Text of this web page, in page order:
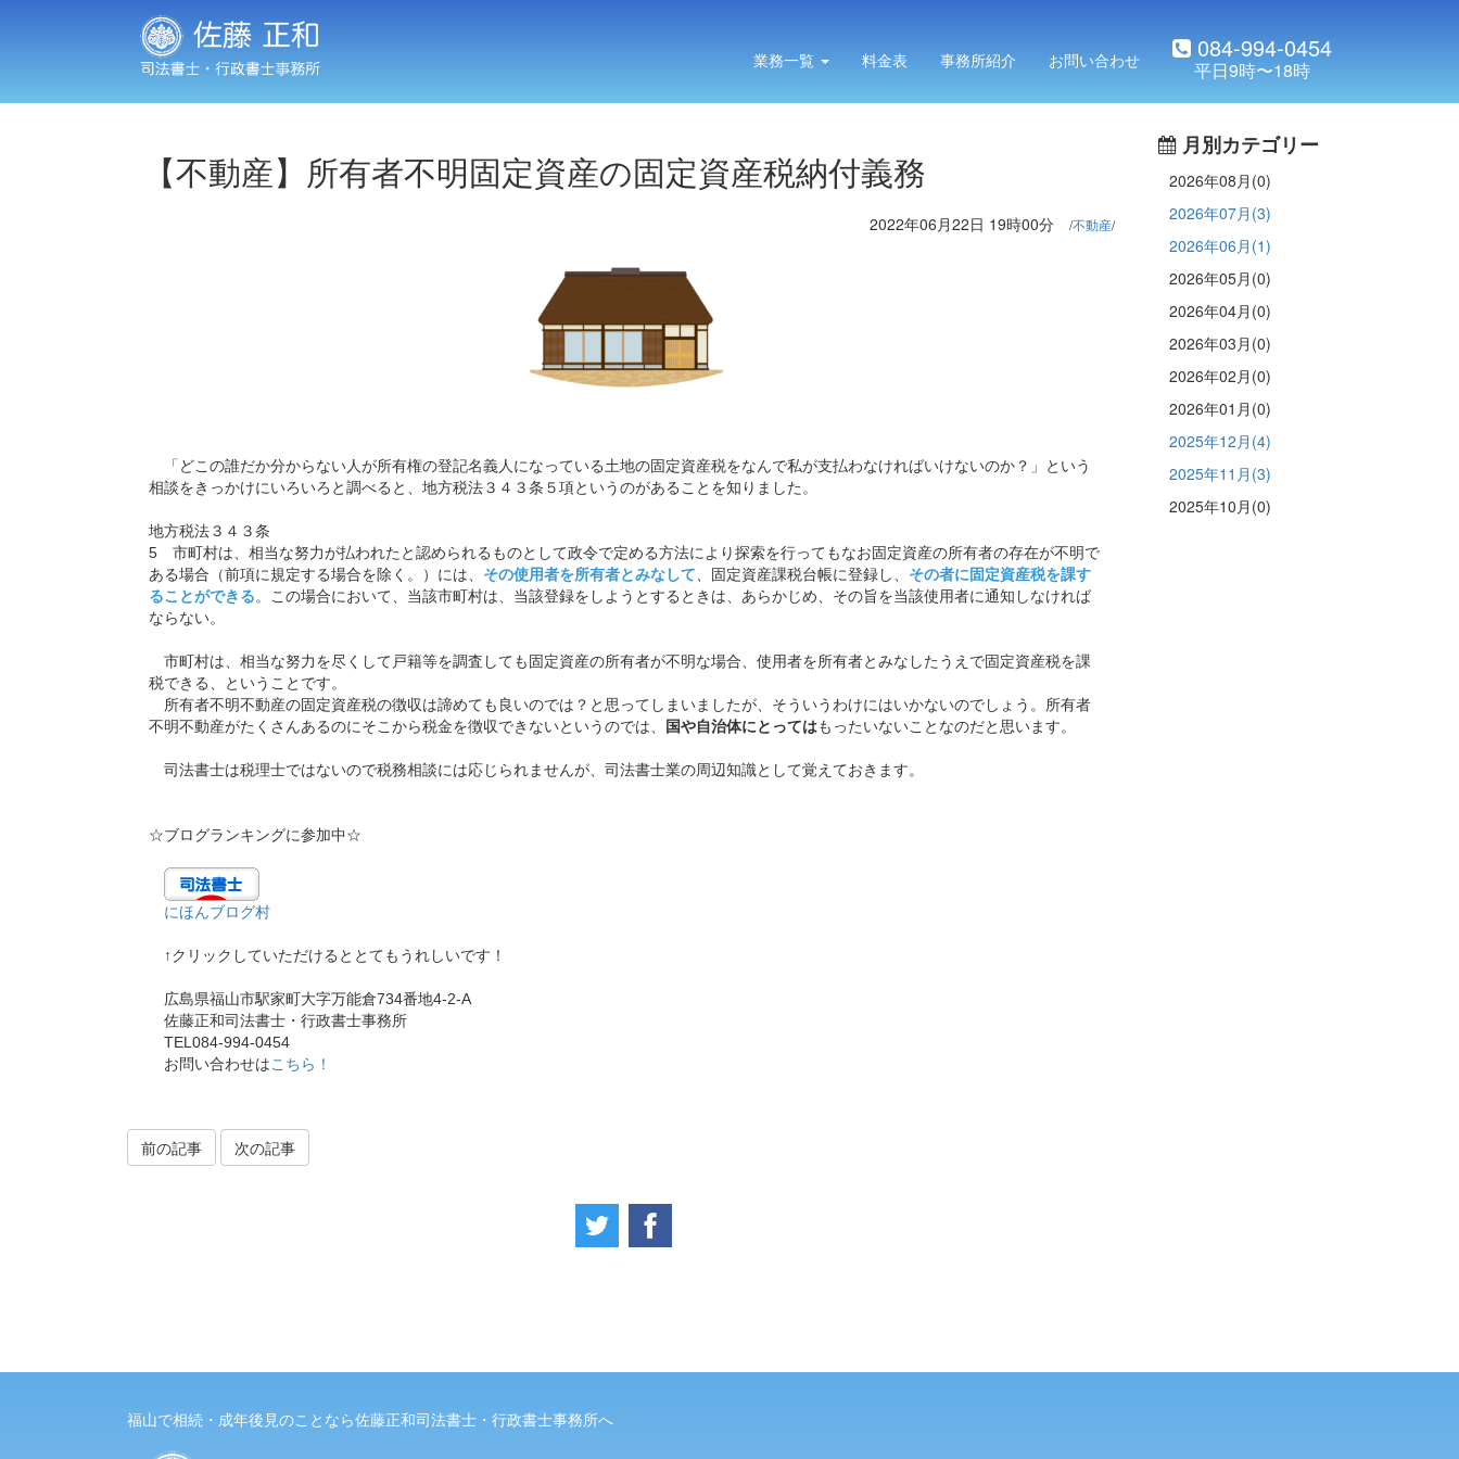
業務一覧 料金表 事務所紹介 お問い合わせ 084-994-0454
【不動産】所有者不明固定資産の固定資産税納付義務
2022年06月22日 19時00分 不動産
「どこの誰だか分からない人が所有権の登記名義人になっている土地の固定資産税をなんで私が支払わなければいけないのか？」という
相談をきっかけにいろいろと調べると、地方税法３４３条５項というのがあることを知りました。
地方税法３４３条
5 市町村は、相当な努力が払われたと認められるものとして政令で定める方法により探索を行ってもなお固定資産の所有者の存在が不明で
ある場合（前項に規定する場合を除く。）には、 その使用者を所有者とみなして 、固定資産課税台帳に登録し、 その者に固定資産税を課す
ることができる。この場合において、当該市町村は、当該登録をしようとするときは、あらかじめ、その旨を当該使用者に通知しなければ
ならない。
市町村は、相当な努力を尽くして戸籍等を調査しても固定資産の所有者が不明な場合、使用者を所有者とみなしたうえで固定資産税を課
税できる、ということです。
所有者不明不動産の固定資産税の徴収は諦めても良いのでは？と思ってしまいましたが、そういうわけにはいかないのでしょう。所有者
不明不動産がたくさんあるのにそこから税金を徴収できないというのでは、
国や自治体にとってはもったいないことなのだと思います。
司法書士は税理士ではないので税務相談には応じられませんが、司法書士業の周辺知識として覚えておきます。
☆ブログランキングに参加中☆
にほんブログ村
↑クリックしていただけるととてもうれしいです！
広島県福山市駅家町大字万能倉734番地4-2-A
佐藤正和司法書士・行政書士事務所
TEL084-994-0454
お問い合わせはこちら！
前の記事 次の記事
月別カテゴリー
2026年08月(0)
2026年07月(3)
2026年06月(1)
2026年05月(0)
2026年04月(0)
2026年03月(0)
2026年02月(0)
2026年01月(0)
2025年12月(4)
2025年11月(3)
2025年10月(0)
福山で相続・成年後見のことなら佐藤正和司法書士・行政書士事務所へ